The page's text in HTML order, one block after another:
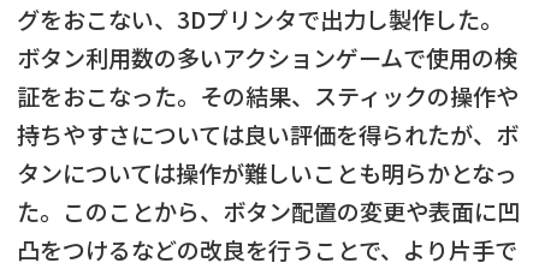
グをおこない、3Dプリンタで出力し製作した。
ボタン利用数の多いアクションゲームで使用の検
証をおこなった。その結果、スティックの操作や
持ちやすさについては良い評価を得られたが、ボ
タンについては操作が難しいことも明らかとなっ
た。このことから、ボタン配置の変更や表面に凹
凸をつけるなどの改良を行うことで、より片手で